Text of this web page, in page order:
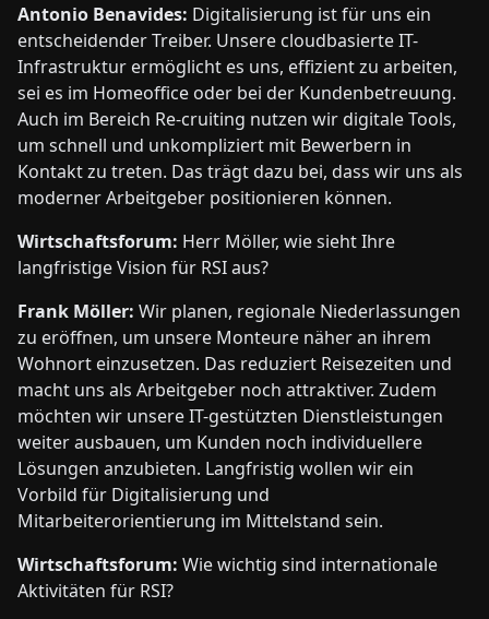
Antonio Benavides: Digitalisierung ist für uns ein
entscheidender Treiber. Unsere cloudbasierte IT-
Infrastruktur ermöglicht es uns, effizient zu arbeiten,
sei es im Homeoffice oder bei der Kundenbetreuung.
Auch im Bereich Re-cruiting nutzen wir digitale Tools,
um schnell und unkompliziert mit Bewerbern in
Kontakt zu treten. Das trägt dazu bei, dass wir uns als
moderner Arbeitgeber positionieren können.
Wirtschaftsforum: Herr Möller, wie sieht Ihre
langfristige Vision für RSI aus?
Frank Möller: Wir planen, regionale Niederlassungen
zu eröffnen, um unsere Monteure näher an ihrem
Wohnort einzusetzen. Das reduziert Reisezeiten und
macht uns als Arbeitgeber noch attraktiver. Zudem
möchten wir unsere IT-gestützten Dienstleistungen
weiter ausbauen, um Kunden noch individuellere
Lösungen anzubieten. Langfristig wollen wir ein
Vorbild für Digitalisierung und
Mitarbeiterorientierung im Mittelstand sein.
Wirtschaftsforum: Wie wichtig sind internationale
Aktivitäten für RSI?